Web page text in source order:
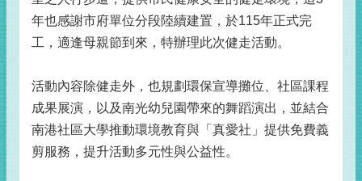
年也感謝市府單位分段陸續建置，於115年正式完
工，適逢母親節到來，特辦理此次健走活動。
活動內容除健走外，也規劃環保宣導攤位、社區課程
成果展演，以及南光幼兒園帶來的舞蹈演出，並結合
南港社區大學推動環境教育與「真愛社」提供免費義
剪服務，提升活動多元性與公益性。